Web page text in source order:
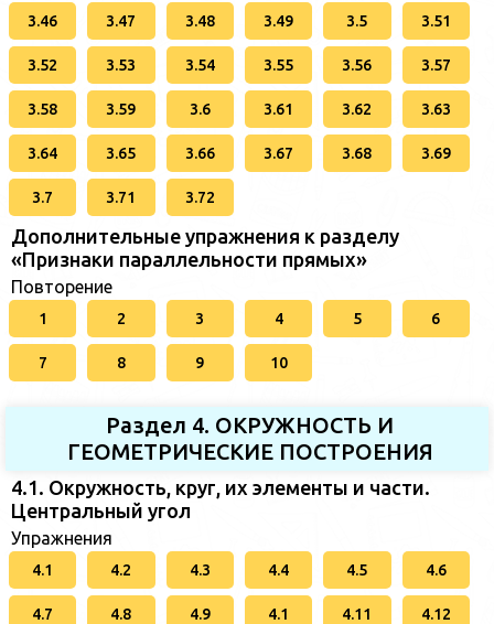
3.46 3.47 3.48 3.49 3.5 3.51
3.52 3.53 3.54 3.55 3.56 3.57
3.58 3.59 3.6 3.61 3.62 3.63
3.64 3.65 3.66 3.67 3.68 3.69
3.7 3.71 3.72
Дополнительные упражнения к разделу
«Признаки параллельности прямых»
Повторение
1 2 3 4 5 6
7 8 9 10
Раздел 4. ОКРУЖНОСТЬ И
ГЕОМЕТРИЧЕСКИЕ ПОСТРОЕНИЯ
4.1. Окружность, круг, их элементы и части.
Центральный угол
Упражнения
4.1 4.2 4.3 4.4 4.5 4.6
4.7 4.8 4.9 4.1 4.11 4.12